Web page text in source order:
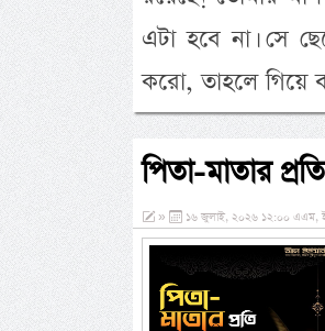
এটা হবে না। সে
করো, তাহলে
পিতা-মাতার
» ১৬ জুলাই, ২০২৬ ১২:০০ এএম,